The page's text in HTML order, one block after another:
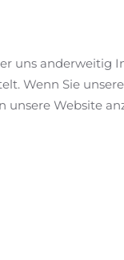
uns anderweitig
Wenn Sie
unsere Website